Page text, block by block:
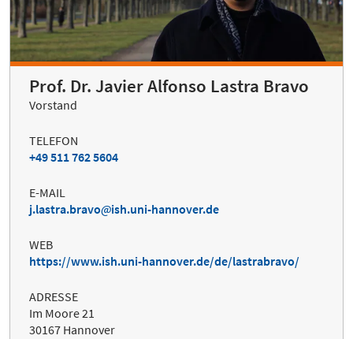
Prof. Dr. Javier Alfonso Lastra Bravo
Vorstand
TELEFON
+49 511 762 5604
E-MAIL
j.lastra.bravo
ish.uni-hannover.de
WEB
https://www.ish.uni-hannover.de/de/lastrabravo/
ADRESSE
Im Moore 21
30167 Hannover